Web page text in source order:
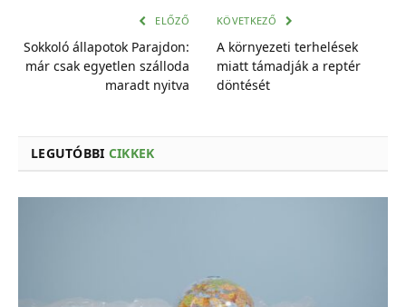
ELŐZŐ
Sokkoló állapotok Parajdon:
már csak egyetlen szálloda
maradt nyitva
KÖVETKEZŐ
A környezeti terhelések
miatt támadják a reptér
döntését
LEGUTÓBBI CIKKEK